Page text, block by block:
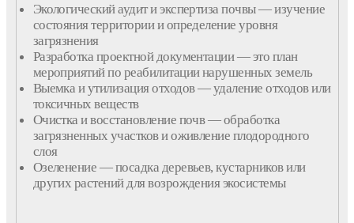
Экологический аудит иэкспертиза почвы— изучение
состояниятерриториии определение уровня
загрязнения
Разработка проектной документации — это план
мероприятий по реабилитациинарушенных земель
Выемка и утилизацияотходов— удалениеотходовили
токсичных веществ
Очистка и восстановление почв— обработка
загрязненных участков и оживление плодородного
слоя
Озеленение — посадка деревьев, кустарников или
других растений для возрождения экосистемы